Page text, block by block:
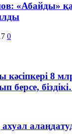
«Абайды»
0
кәсіпкері 8
берсе,